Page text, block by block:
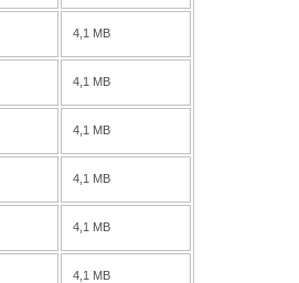
4,1 MB
4,1 MB
4,1 MB
4,1 MB
4,1 MB
4,1 MB